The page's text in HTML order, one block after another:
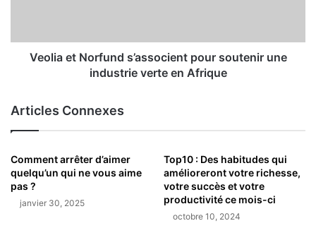
Veolia et Norfund s’associent pour soutenir une
industrie verte en Afrique
Articles Connexes
Comment arrêter d’aimer
quelqu’un qui ne vous aime
pas ?
janvier 30, 2025
Top10 : Des habitudes qui
amélioreront votre richesse,
votre succès et votre
productivité ce mois-ci
octobre 10, 2024